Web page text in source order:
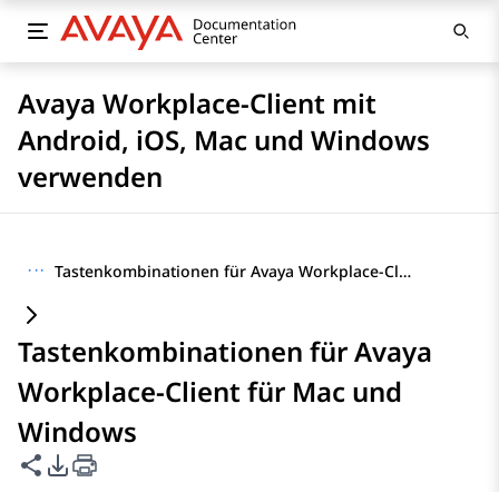
Avaya Workplace-Client mit
Android, iOS, Mac und Windows
verwenden
··· Tastenkombinationen für Avaya Workplace-Client für Mac und Windows
Tastenkombinationen für Avaya
Workplace-Client für Mac und
Windows
Diese Seite teilen
PDF-Exportoptionen